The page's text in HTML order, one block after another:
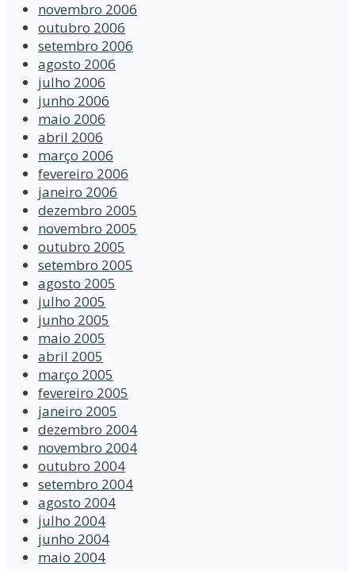
novembro 2006
outubro 2006
setembro 2006
agosto 2006
julho 2006
junho 2006
maio 2006
abril 2006
março 2006
fevereiro 2006
janeiro 2006
dezembro 2005
novembro 2005
outubro 2005
setembro 2005
agosto 2005
julho 2005
junho 2005
maio 2005
abril 2005
março 2005
fevereiro 2005
janeiro 2005
dezembro 2004
novembro 2004
outubro 2004
setembro 2004
agosto 2004
julho 2004
junho 2004
maio 2004